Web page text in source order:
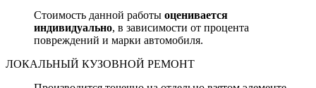
Стоимость данной работы оценивается
индивидуально, в зависимости от процента
повреждений и марки автомобиля.
ЛОКАЛЬНЫЙ КУЗОВНОЙ РЕМОНТ